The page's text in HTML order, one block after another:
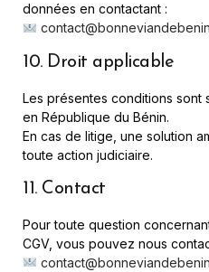
données en contactant :
10. Droit applicable
Les présentes conditions sont
en République du Bénin.
En cas de litige, une solution
toute action judiciaire.
11. Contact
Pour toute question
CGV, vous pouvez nous